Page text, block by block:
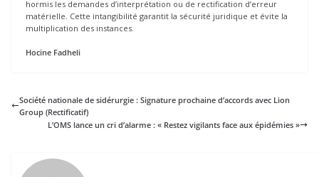
hormis les demandes d’interprétation ou de rectification d’erreur
matérielle. Cette intangibilité garantit la sécurité juridique et évite la
multiplication des instances.
Hocine Fadheli
Société nationale de sidérurgie : Signature prochaine d’accords avec Lion
Group (Rectificatif)
L’OMS lance un cri d’alarme : « Restez vigilants face aux épidémies »